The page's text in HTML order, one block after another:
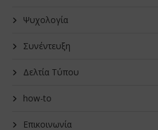
Ψυχολογία
Συνέντευξη
Δελτία Τύπου
how-to
Επικοινωνία